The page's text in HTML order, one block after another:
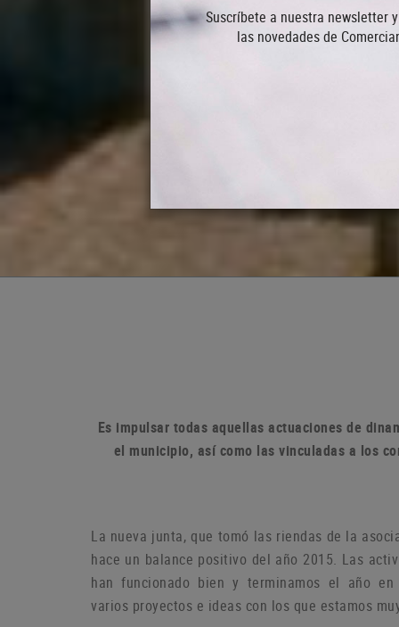
Es impulsar todas aquellas actuaciones de
el municipio, así como las vinculadas a los
La nueva junta, que tomó las riendas de la
hace un balance positivo del año 2015. Las
han funcionado bien y terminamos el año
varios proyectos e ideas con los que estamos
Suscríbete a nuestra newsletter
las novedades de